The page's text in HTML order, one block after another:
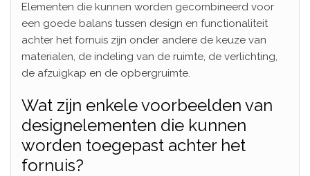
Elementen die kunnen worden gecombineerd voor
een goede balans tussen design en functionaliteit
achter het fornuis zijn onder andere de keuze van
materialen, de indeling van de ruimte, de verlichting,
de afzuigkap en de opbergruimte.
Wat zijn enkele voorbeelden van
designelementen die kunnen
worden toegepast achter het
fornuis?